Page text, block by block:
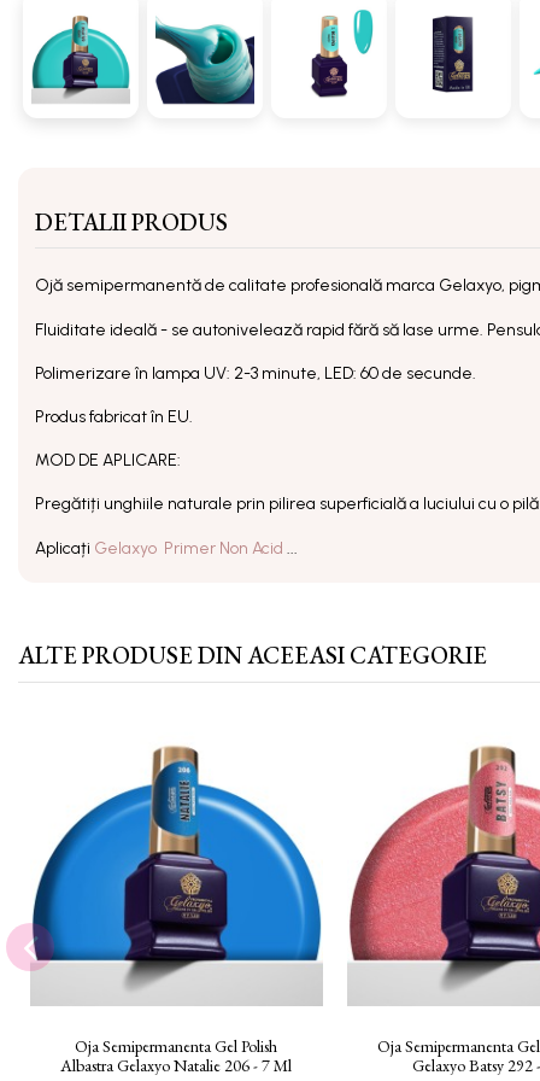
DETALII PRODUS
Ojă semipermanentăde calitate profesională marca Gelaxyo,
Fluiditate ideală - se autonivelează rapid fără să lase urme.
Polimerizare în lampa UV: 2-3 minute, LED: 60 de secunde.
Produs fabricat în EU.
MOD DE APLICARE:
Pregătiți unghiile naturale prin pilirea superficială a luciului cu o
Aplicați Gelaxyo Primer Non Acid ...
ALTE PRODUSE DIN ACEEASI CATEGORIE
Oja Semipermanenta Gel Polish
Albastra Gelaxyo Natalie 206 - 7 Ml
Oja Semipermanenta
Gelaxyo Batsy 292